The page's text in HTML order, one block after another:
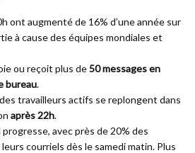
ont augmenté de 16% d’une année sur
à cause des équipes mondiales et
ou reçoit plus de50 messages en
bureau.
travailleurs actifs se replongent dans
après 22h.
avec près de 20% des
courriels dès le samedi matin. Plus